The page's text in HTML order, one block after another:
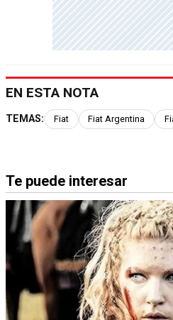
EN ESTA NOTA
TEMAS: Fiat Fiat Argentina